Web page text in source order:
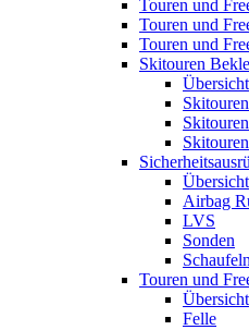
Touren und
Touren und
Touren und
Skitouren
Übersicht
Übersicht
Airbag
LVS
Sonden
Schaufeln
Touren und
Übersicht
Felle